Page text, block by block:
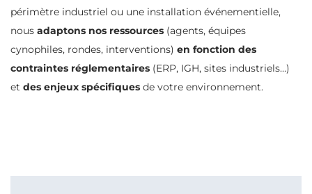
périmètre industriel ou une installation événementielle,
nous adaptons nos ressources (agents, équipes
cynophiles, rondes, interventions) en fonction des
contraintes réglementaires (ERP, IGH, sites industriels…)
et des enjeux spécifiques de votre environnement.